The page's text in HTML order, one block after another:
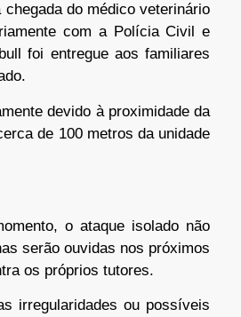
do médico veterinário
com a Polícia Civil e
foi entregue aos familiares
devido à proximidade da
de 100 metros da unidade
o ataque isolado não
serão ouvidas nos próximos
os próprios tutores.
irregularidades ou possíveis